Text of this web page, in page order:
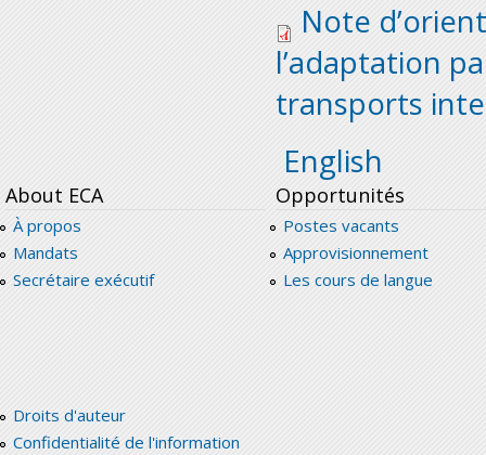
Note
l’adaptation
transports
English
About ECA
À propos
Mandats
Secrétaire exécutif
Opportunités
Postes vacants
Approvisionnement
Les cours de langue
Droits d'auteur
Confidentialité de l'information